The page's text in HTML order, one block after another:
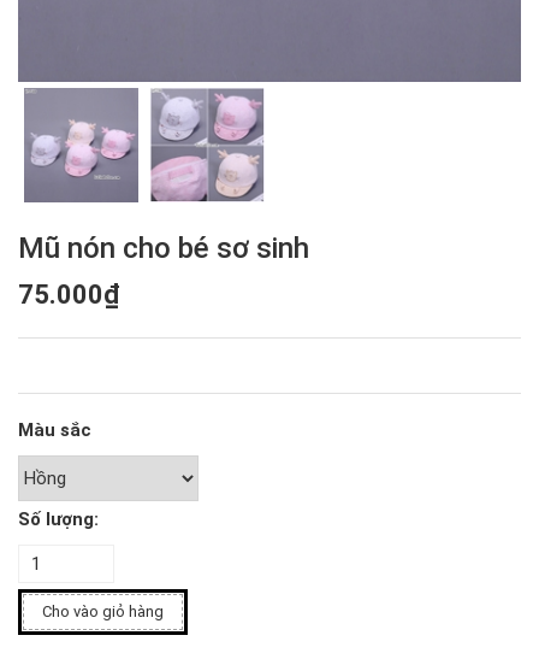
Mũ nón cho bé sơ sinh
75.000₫
Màu sắc
Số lượng:
Cho vào giỏ hàng